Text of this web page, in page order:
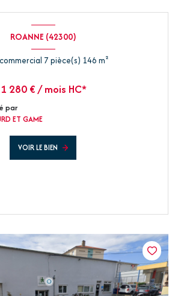
ROANNE (42300)
Local commercial 7 pièce(s) 146 m²
1 280 € / mois HC*
par
ET GAME
VOIR LE BIEN